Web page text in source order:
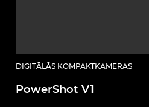
DIGITĀLĀS KOMPAKTKAMERAS
PowerShot V1